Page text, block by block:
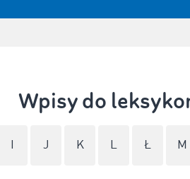
Wpisy do
J K L Ł M